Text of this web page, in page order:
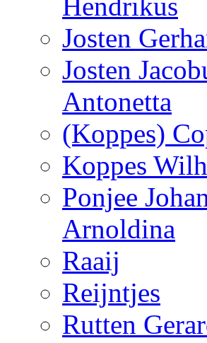
Josten
Josten
Antonetta
(Koppes)
Koppes
Ponjee
Arnoldina
Raaij
Reijntjes
Rutten